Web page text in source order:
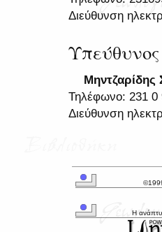
Διεύθυνση
Μηντζαρίδης
Τηλέφωνο: 231 0
Διεύθυνση
Η